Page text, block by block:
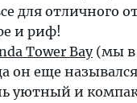
для отличного
и риф!
Tower Bay(мы в
он еще
уютный и